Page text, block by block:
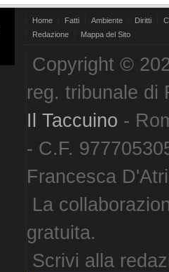
Home Fatti Ambiente Diritti
Redazione
Mappa del Sito
Copyright ©
reg. tribunale di
Il Taccuino -
- C.F.
Francesca
La
gratuita.
Scrivi alla